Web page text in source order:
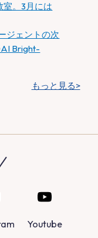
もっと見る>
室。3月には
ジェントの次
Bright-
Youtube